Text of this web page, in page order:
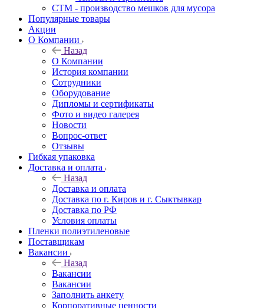
СТМ - производство мешков для мусора
Популярные товары
Акции
О Компании
Назад
О Компании
История компании
Сотрудники
Оборудование
Дипломы и сертификаты
Фото и видео галерея
Новости
Вопрос-ответ
Отзывы
Гибкая упаковка
Доставка и оплата
Назад
Доставка и оплата
Доставка по г. Киров и г. Сыктывкар
Доставка по РФ
Условия оплаты
Пленки полиэтиленовые
Поставщикам
Вакансии
Назад
Вакансии
Вакансии
Заполнить анкету
Корпоративные ценности